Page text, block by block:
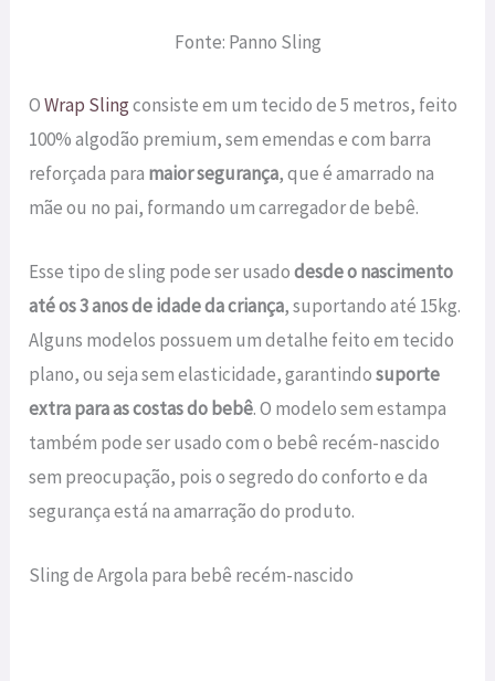
Fonte: Panno Sling
OWrap Slingconsiste em um tecido de 5 metros, feito
100% algodão premium, sem emendas e com barra
reforçada para maior segurança, que é amarrado na
mãe ou no pai, formando um carregador de bebê.
Esse tipo de sling pode ser usadodesde o nascimento
até os 3 anos de idade da criança, suportando até 15kg.
Alguns modelos possuem um detalhe feito em tecido
plano, ou seja sem elasticidade, garantindosuporte
extra para as costas do bebê. O modelo sem estampa
também pode ser usado com o bebê recém-nascido
sem preocupação, pois o segredo do conforto e da
segurança está na amarração do produto.
Sling de Argola para bebê recém-nascido